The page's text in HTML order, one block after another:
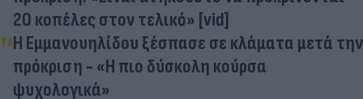
20 κοπέλες στον τελικό» [vid]
Η Εμμανουηλίδου ξέσπασε σε κλάματα μετά την
πρόκριση - «Η πιο δύσκολη κούρσα
ψυχολογικά»